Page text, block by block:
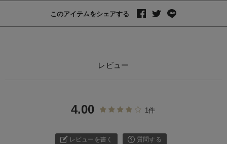
このアイテムをシェアする
レビュー
4.00 1件
レビューを書く 質問する